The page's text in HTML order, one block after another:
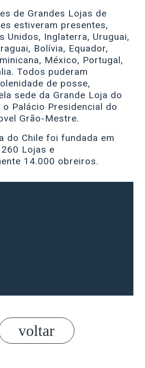
de Grandes Lojas de
estiveram presentes,
Unidos, Inglaterra, Uruguai,
Bolívia, Equador,
México, Portugal,
Todos puderam
de posse,
sede da Grande Loja do
o Palácio Presidencial do
Grão-Mestre.
do Chile foi fundada em
Lojas e
14.000 obreiros.
voltar